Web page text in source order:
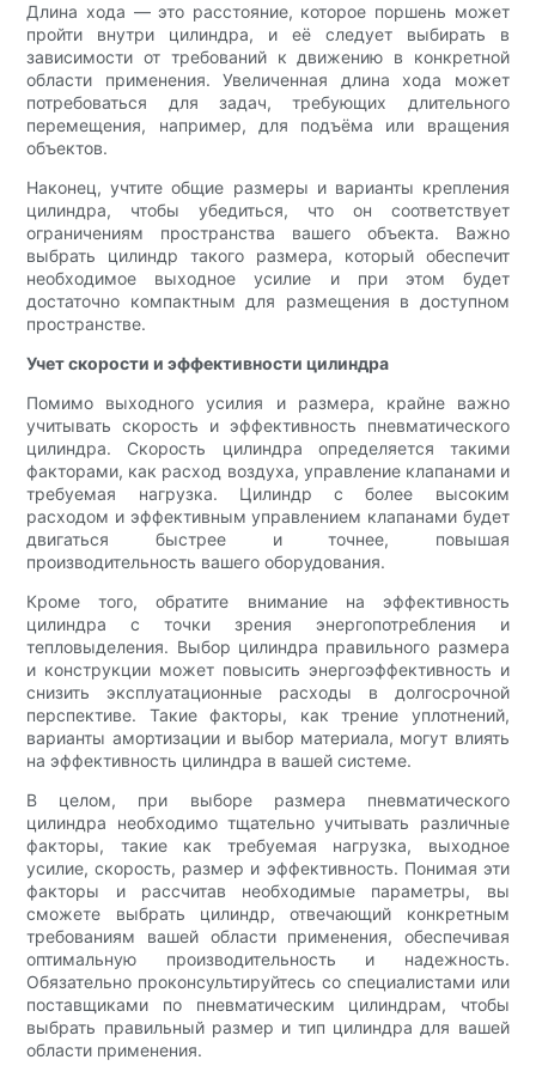
Длина хода — это расстояние, которое поршень может
пройти внутри цилиндра, и её следует выбирать в
зависимости от требований к движению в конкретной
области применения. Увеличенная длина хода может
потребоваться для задач, требующих длительного
перемещения, например, для подъёма или вращения
объектов.
Наконец, учтите общие размеры и варианты крепления
цилиндра, чтобы убедиться, что он соответствует
ограничениям пространства вашего объекта. Важно
выбрать цилиндр такого размера, который обеспечит
необходимое выходное усилие и при этом будет
достаточно компактным для размещения в доступном
пространстве.
Учет скорости и эффективности цилиндра
Помимо выходного усилия и размера, крайне важно
учитывать скорость и эффективность пневматического
цилиндра. Скорость цилиндра определяется такими
факторами, как расход воздуха, управление клапанами и
требуемая нагрузка. Цилиндр с более высоким
расходом и эффективным управлением клапанами будет
двигаться быстрее и точнее, повышая
производительность вашего оборудования.
Кроме того, обратите внимание на эффективность
цилиндра с точки зрения энергопотребления и
тепловыделения. Выбор цилиндра правильного размера
и конструкции может повысить энергоэффективность и
снизить эксплуатационные расходы в долгосрочной
перспективе. Такие факторы, как трение уплотнений,
варианты амортизации и выбор материала, могут влиять
на эффективность цилиндра в вашей системе.
В целом, при выборе размера пневматического
цилиндра необходимо тщательно учитывать различные
факторы, такие как требуемая нагрузка, выходное
усилие, скорость, размер и эффективность. Понимая эти
факторы и рассчитав необходимые параметры, вы
сможете выбрать цилиндр, отвечающий конкретным
требованиям вашей области применения, обеспечивая
оптимальную производительность и надежность.
Обязательно проконсультируйтесь со специалистами или
поставщиками по пневматическим цилиндрам, чтобы
выбрать правильный размер и тип цилиндра для вашей
области применения.